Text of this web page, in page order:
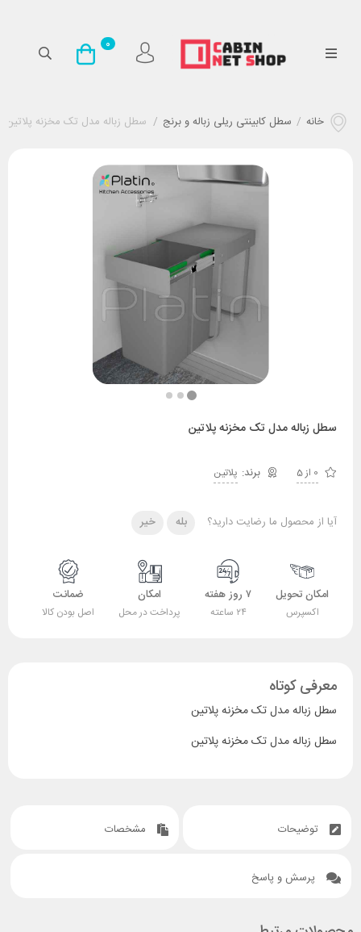
0
خانه / سطل کابینتی ریلی زباله و برنج / سطل زباله مدل تک مخزنه پلاتین
سطل زباله مدل تک مخزنه پلاتین
0 از 5 پلاتین
آیا از محصول ما رضایت دارید؟ بله خیر
امکان تحویل
اکسپرس
۷ روز هفته
۲۴ ساعته
امکان
پرداخت در محل
ضمانت
اصل بودن کالا
معرفی کوتاه
سطل زباله مدل تک مخزنه پلاتین
سطل زباله مدل تک مخزنه پلاتین
توضیحات مشخصات
پرسش و پاسخ